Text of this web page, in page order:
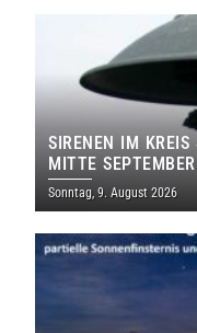
SIRENEN IM KREIS
MITTE
Sonntag, 9. August 2026